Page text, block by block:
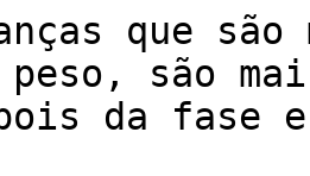
são
da fase